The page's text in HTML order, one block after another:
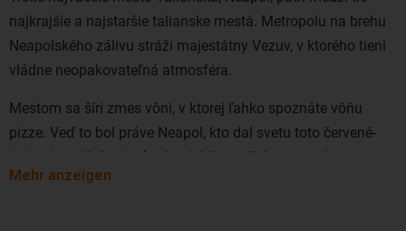
Benátok kúpite aj s jedným prestupom s aerolinkami SWISS,
Adria čiLufthansa.
najkrajšie a najstaršie talianske mestá. Metropolu na brehu
Neapolského zálivu stráži majestátny Vezuv, v ktorého tieni
vládne neopakovateľná atmosféra.
Mestom sa šíri zmes vôni, v ktorej ľahko spoznáte vôňu
pizze. Veď to bol práve Neapol, kto dal svetu toto červené-
biele zlato. Vaše chuťové poháriky zažijú ozajstnú
dovolenku aj pri ochutnaní lokálnej kávy či cestovín s darmi
Mehr anzeigen